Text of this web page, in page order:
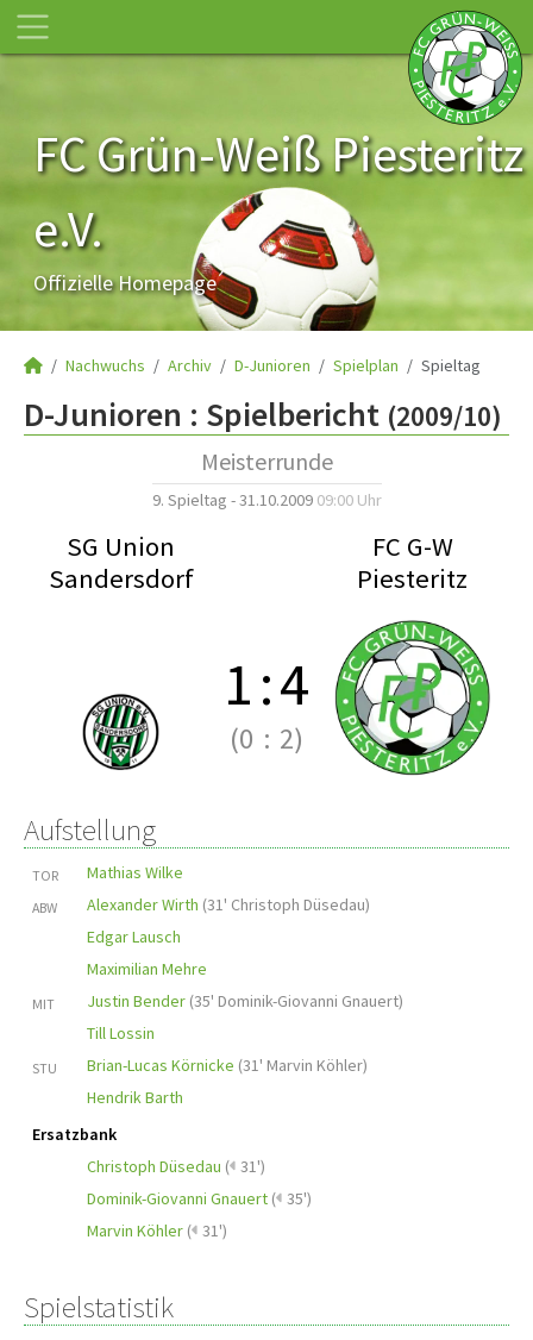
FC Grün-Weiß Piesteritz
e.V.
Offizielle Homepage
Nachwuchs Archiv D-Junioren Spielplan Spieltag
D-Junioren : Spielbericht (2009/10)
Meisterrunde
9. Spieltag - 31.10.2009 09:00 Uhr
SG Union
Sandersdorf
FC G-W
Piesteritz
1:4
(0 : 2)
Aufstellung
TOR Mathias Wilke
ABW Alexander Wirth (31' Christoph Düsedau)
Edgar Lausch
Maximilian Mehre
MIT Justin Bender (35' Dominik-Giovanni Gnauert)
Till Lossin
STU Brian-Lucas Körnicke (31' Marvin Köhler)
Hendrik Barth
Ersatzbank
Christoph Düsedau ( 31')
Dominik-Giovanni Gnauert ( 35')
Marvin Köhler ( 31')
Spielstatistik